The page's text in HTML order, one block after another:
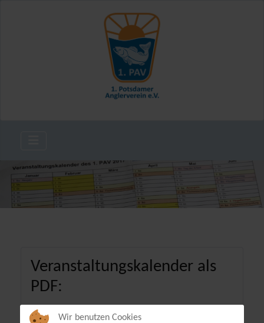
Veranstaltungskalender als
PDF:
Wir benutzen Cookies